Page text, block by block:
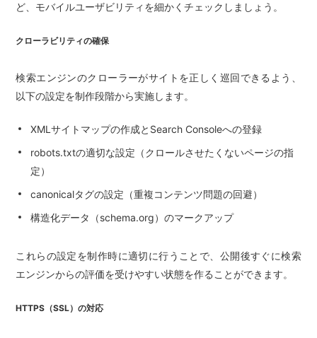
ど、モバイルユーザビリティを細かくチェックしましょう。
クローラビリティの確保
検索エンジンのクローラーがサイトを正しく巡回できるよう、
以下の設定を制作段階から実施します。
XMLサイトマップの作成とSearch Consoleへの登録
robots.txtの適切な設定（クロールさせたくないページの指
定）
canonicalタグの設定（重複コンテンツ問題の回避）
構造化データ（schema.org）のマークアップ
これらの設定を制作時に適切に行うことで、公開後すぐに検索
エンジンからの評価を受けやすい状態を作ることができます。
HTTPS（SSL）の対応